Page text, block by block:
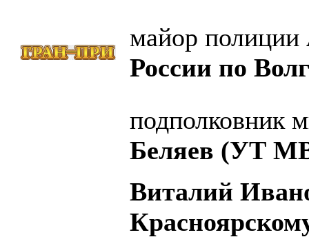
майор полиции
России по
подполковник
Беляев (УТ
Виталий